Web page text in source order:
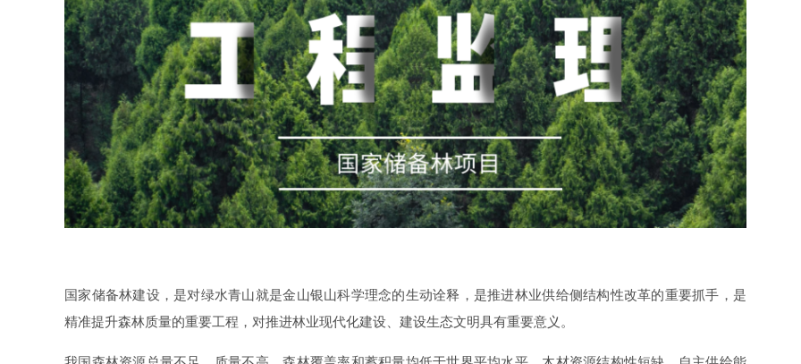
国家储备林建设，是对绿水青山就是金山银山科学理念的生动诠释，是推进林业供给侧结构性改革的重要抓手，是
精准提升森林质量的重要工程，对推进林业现代化建设、建设生态文明具有重要意义。